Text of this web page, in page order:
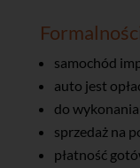
samochód
auto jest
do
sprzedaż na
płatność